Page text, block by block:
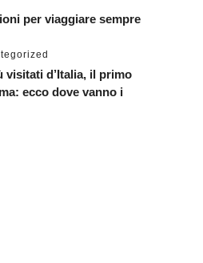
per viaggiare sempre
visitati d’Italia, il primo
ecco dove vanno i